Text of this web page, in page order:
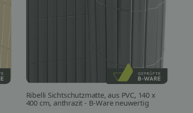
Ribelli Sichtschutzmatte, aus PVC, 140 x
400 cm, anthrazit - B-Ware neuwertig